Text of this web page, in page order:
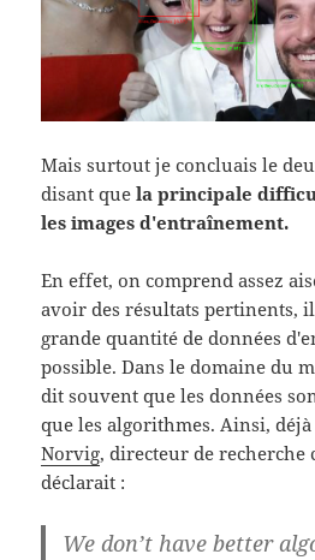
Mais surtout je concluais le
disant quela principale
les images d'entraînement.
En effet, on comprend assez
avoir des résultats pertinents,
grande quantité de données
possible. Dans le domaine du
dit souvent que les données
que les algorithmes. Ainsi,
Norvig, directeur de recherche
déclarait :
We don’t have better